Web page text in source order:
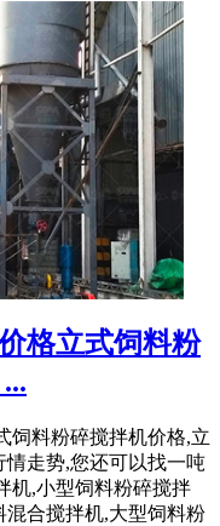
格立式饲料粉
饲料粉碎搅拌机价格,立
走势,您还可以找一吨
机,小型饲料粉碎搅拌
混合搅拌机,大型饲料粉